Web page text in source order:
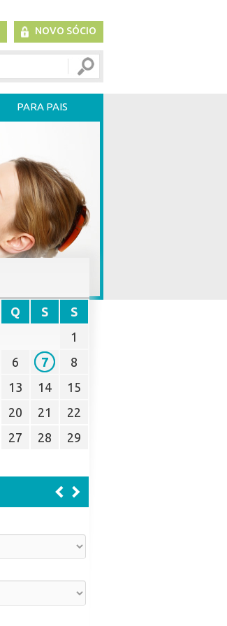
NOVO SÓCIO
PARA PAIS
Q S
S
1
6 7
8
13 14
15
20 21
22
27 28
29